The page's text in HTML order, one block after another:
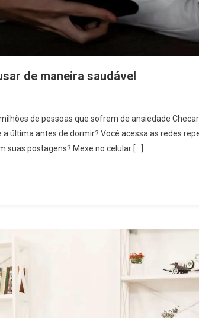
de maneira saudável
de pessoas que sofrem de ansiedade
última antes de dormir? Você acessa as redes
suas postagens? Mexe no celular […]